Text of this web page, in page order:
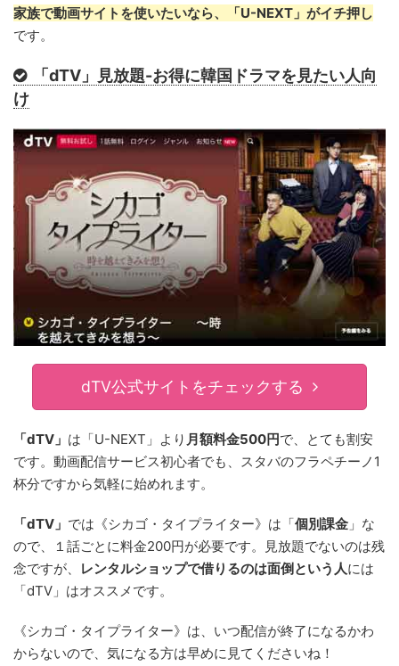
家族で動画サイトを使いたいなら、 「U-NEXT」 がイチ押し
です。
「dTV」見放題-お得に韓国ドラマを見たい人向
け
dTV公式サイトをチェックする
「dTV」 は「U-NEXT」より 月額料金500円で、とても割安
です。動画配信サービス初心者でも、スタバのフラペチーノ1
杯分ですから気軽に始めれます。
「dTV」 では《シカゴ・タイプライター》は「個別課金 」な
ので、１話ごとに料金200円が必要です。見放題でないのは残
念ですが、
レンタルショップで借りるのは面倒という人には
「dTV」はオススメです。
《シカゴ・タイプライター》は、いつ配信が終了になるかわ
からないので、気になる方は早めに見てくださいね！